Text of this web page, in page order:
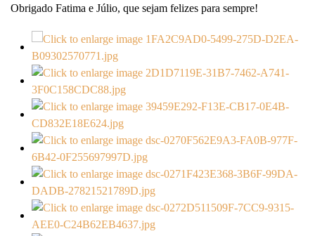
Obrigado Fatima e Júlio, que sejam felizes para sempre!